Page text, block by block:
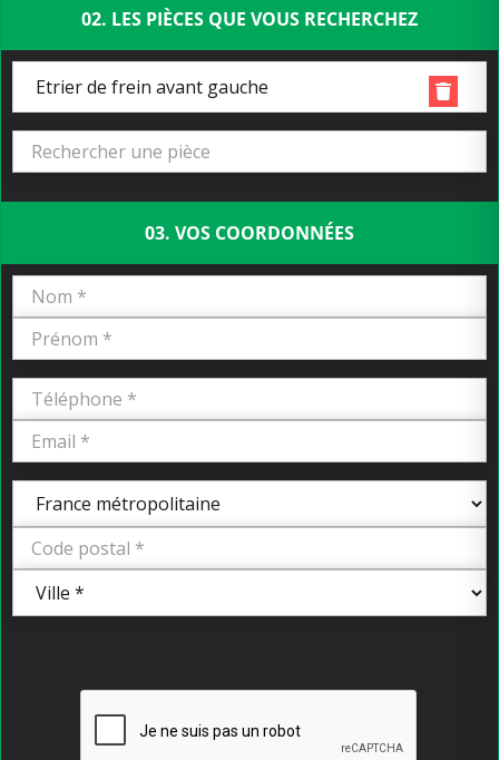
02. LES PIÈCES QUE VOUS RECHERCHEZ
Etrier de frein avant gauche
03. VOS COORDONNÉES